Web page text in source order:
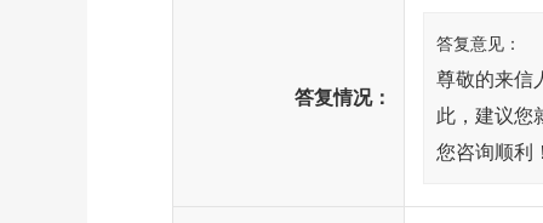
答复情况：
答复意见：
尊敬的来信
此，建议您
您咨询顺利